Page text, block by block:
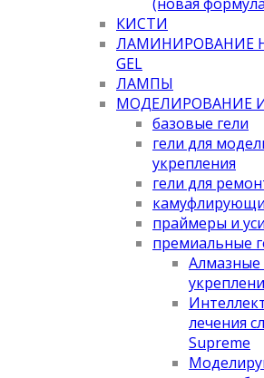
КИСТИ
ЛАМИНИРОВАНИЕ
GEL
ЛАМПЫ
МОДЕЛИРОВАНИЕ
базовые гели
гели для
укрепления
гели для
праймеры и
премиальные
Алмазные
лечения
Supreme